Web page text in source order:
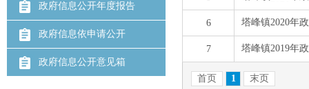
政府信息公开年度报告
政府信息依申请公开
政府信息公开意见箱